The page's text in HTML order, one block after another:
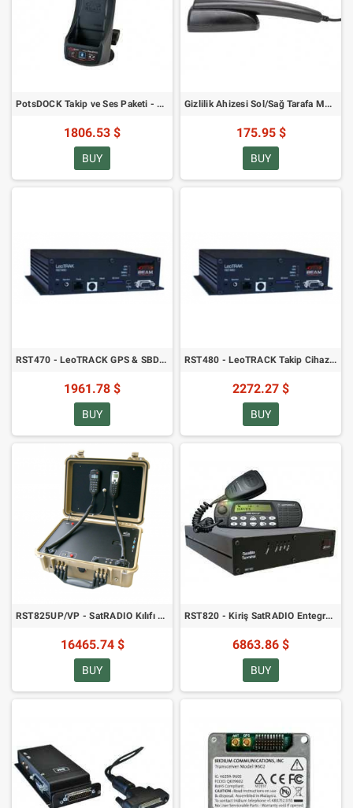
PotsDOCK Takip ve Ses Paketi - PotsDOCK / Gizlilik Ahizesi Dahil
1806.53 $
BUY
Gizlilik Ahizesi Sol/Sağ Tarafa Monte Edilebilen Braket ile
175.95 $
BUY
RST470 - LeoTRACK GPS & SBD Takip Cihazı
1961.78 $
BUY
RST480 - LeoTRACK Takip Cihazı - GPS/SBD ve GSM
2272.27 $
BUY
RST825UP/VP - SatRADIO Kılıfı - Standart Radyo Üzerinden Uydu Sesli Aramaları
16465.74 $
BUY
RST820 - Kiriş SatRADIO Entegre Edilebilir Taban Ünitesi
6863.86 $
BUY